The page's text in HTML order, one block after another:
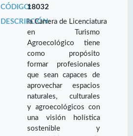
CÓDIGO:18032
DESCRIPCIÓN:la Carrera de Licenciatura
en Turismo
Agroecológico tiene
como propósito
formar profesionales
que sean capaces de
aprovechar espacios
naturales, culturales
y agroecológicos con
una visión holística
sostenible y